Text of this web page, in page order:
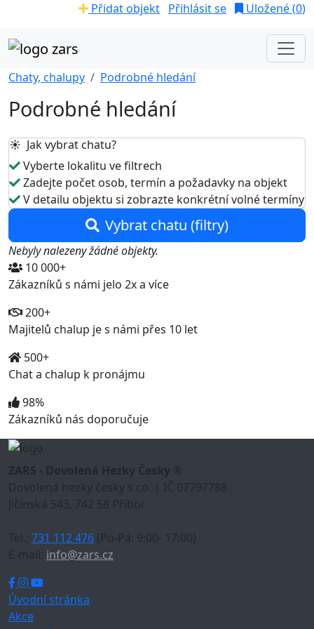
Přidat objekt Přihlásit se Uložené (0)
Chaty, chalupy Podrobné hledání
Podrobné hledání
☀️ Jak vybrat chatu?
Vyberte lokalitu ve filtrech
Zadejte počet osob, termín a požadavky na objekt
V detailu objektu si zobrazte konkrétní volné termíny
Vybrat chatu (filtry)
Nebyly nalezeny žádné objekty.
10 000+
Zákazníků s námi jelo 2x a více
200+
Majitelů chalup je s námi přes 10 let
500+
Chat a chalup k pronájmu
98%
Zákazníků nás doporučuje
ZARS - Dovolená Hezky Česky ®
Dovolená hezky česky s.r.o. | IČ 07797788
Jičínská 543, 742 58 Příbor
Tel.: 731 112 476 (Po-Pá: 9:00- 17:00)
E-mail: info@zars.cz
Úvodní stránka
Akce